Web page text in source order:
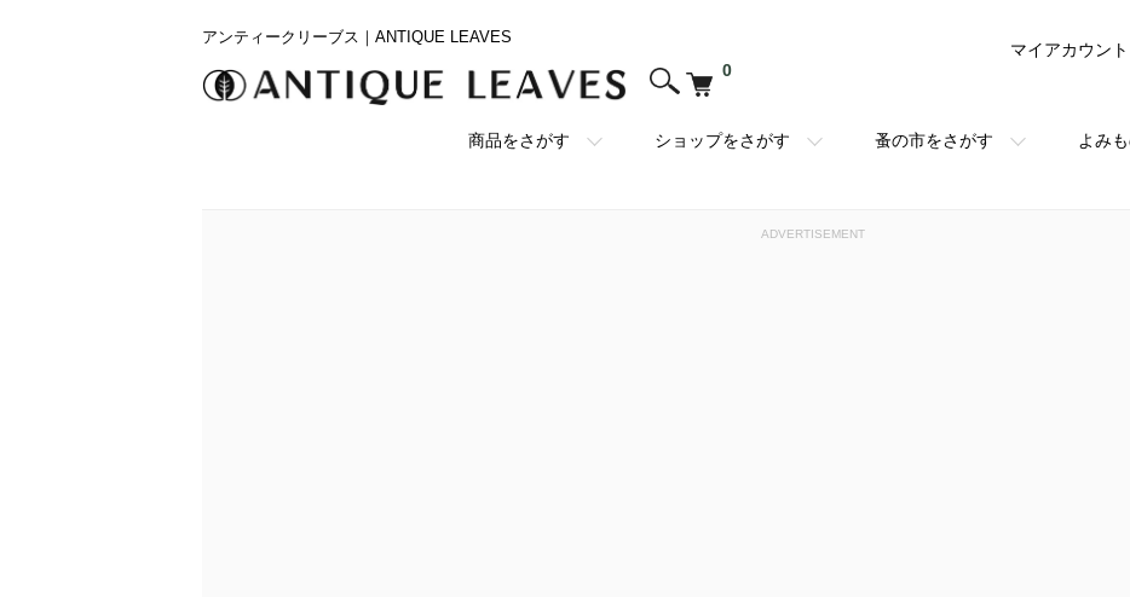
アンティークリーブス｜ANTIQUE LEAVES
0
商品をさがす ショップをさがす 蚤の市をさがす よみ
マイアカウント
ADVERTISEMENT